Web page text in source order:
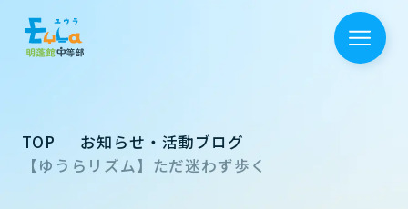
TOP
お知らせ・活動ブログ
【ゆうらリズム】ただ迷わず歩く